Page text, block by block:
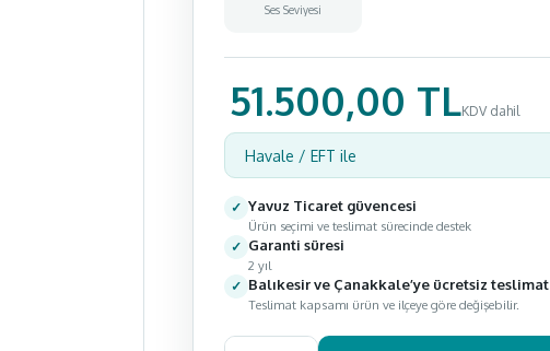
Ses Seviyesi
51.500,00 TLKDV dahil
Havale / EFT ile
Yavuz Ticaret güvencesi
Ürün seçimi ve teslimat sürecinde destek
Garanti süresi
2 yıl
Balıkesir ve Çanakkale’ye ücretsiz teslimat
Teslimat kapsamı ürün ve ilçeye göre değişebilir.